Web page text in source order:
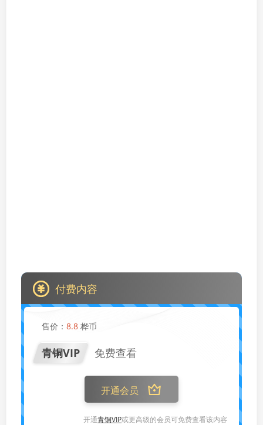
付费内容
售价： 8.8 桦币
青铜VIP 免费查看
开通会员
开通青铜VIP或更高级的会员可免费查看该内容